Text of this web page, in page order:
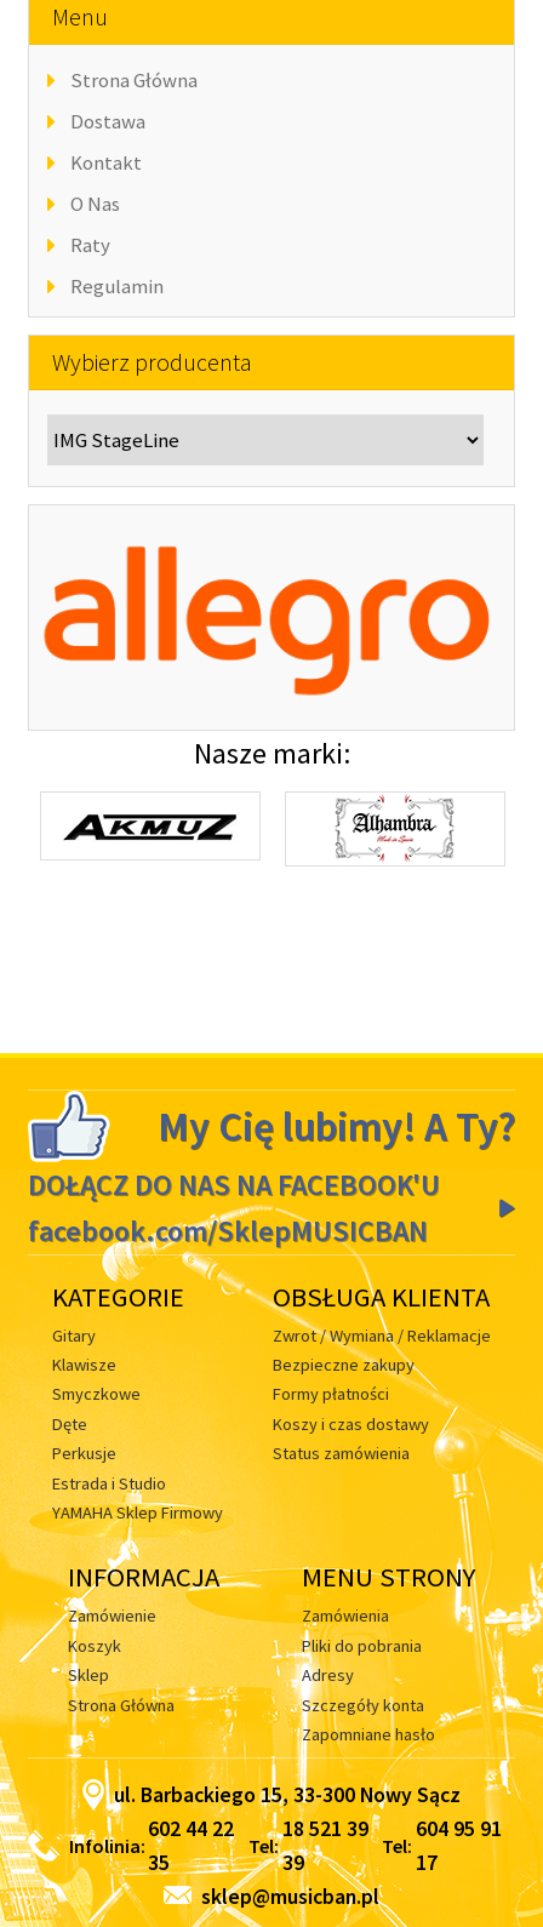
Menu
Strona Główna
Dostawa
Kontakt
O Nas
Raty
Regulamin
Wybierz producenta
Nasze marki:
My Cię lubimy! A Ty?
DOŁĄCZ DO NAS NA FACEBOOK'U
facebook.com/SklepMUSICBAN
KATEGORIE
Gitary
Klawisze
Smyczkowe
Dęte
Perkusje
Estrada i Studio
YAMAHA Sklep Firmowy
OBSŁUGA KLIENTA
Zwrot / Wymiana / Reklamacje
Bezpieczne zakupy
Formy płatności
Koszy i czas dostawy
Status zamówienia
INFORMACJA
Zamówienie
Koszyk
Sklep
Strona Główna
MENU STRONY
Zamówienia
Pliki do pobrania
Adresy
Szczegóły konta
Zapomniane hasło
ul. Barbackiego 15, 33-300 Nowy Sącz
Infolinia:
602 44 22
35
Tel:
18 521 39
39
Tel:
604 95 91
17
sklep@musicban.pl